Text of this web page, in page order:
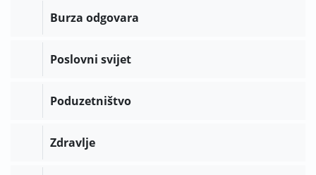
Burza odgovara
Poslovni svijet
Poduzetništvo
Zdravlje